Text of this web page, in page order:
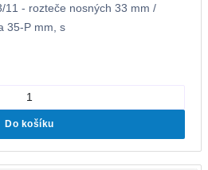
11 - rozteče nosných 33 mm /
35-P mm, s
Do košíku